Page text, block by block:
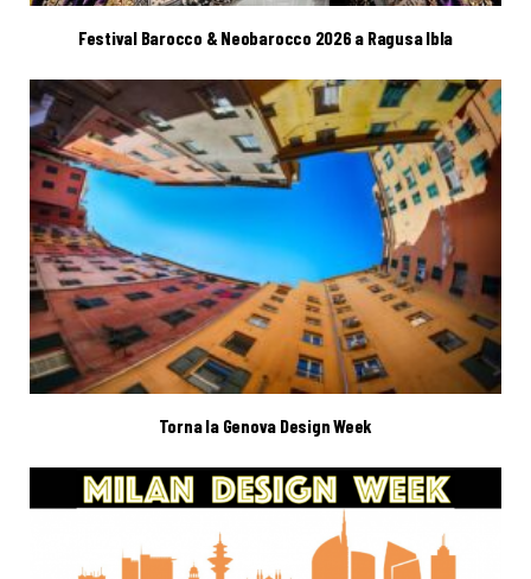
Festival Barocco & Neobarocco 2026 a Ragusa Ibla
Torna la Genova Design Week